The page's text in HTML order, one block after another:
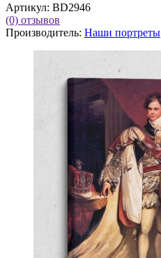
Артикул: BD2946
(0) отзывов
Производитель: Наши портреты